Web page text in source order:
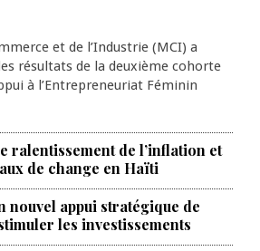
et de l’Industrie (MCI) a
résultats de la deuxième cohorte
à l’Entrepreneuriat Féminin
ralentissement de l’inflation et
de change en Haïti
nouvel appui stratégique de
les investissements